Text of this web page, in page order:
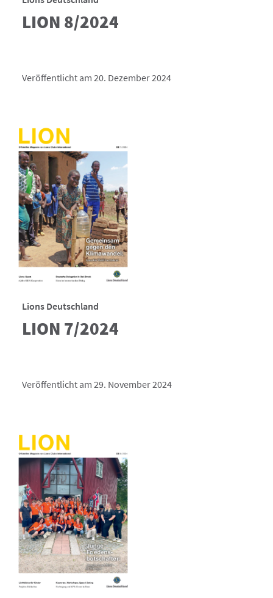
LION 8/2024
Veröffentlicht am 20. Dezember 2024
Lions Deutschland
LION 7/2024
Veröffentlicht am 29. November 2024